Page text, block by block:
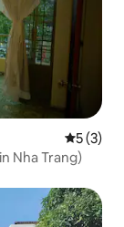
5 (3)
Nha Trang)